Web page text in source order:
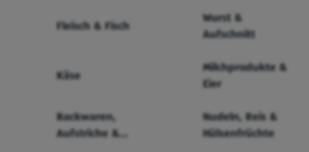
Fleisch & Fisch
Wurst &
Aufschnitt
Käse
Milchprodukte &
Eier
Backwaren,
Aufstriche &
Nudeln, Reis &
Hülsenfrüchte